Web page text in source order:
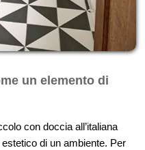
un elemento di
con doccia all’italiana
di un ambiente. Per